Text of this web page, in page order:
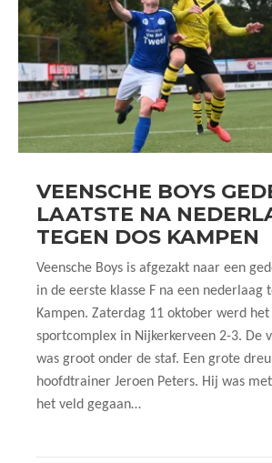
VEENSCHE BOYS
LAATSTE NA
TEGEN DOS KAMPEN
Veensche Boys is afgezakt naar een
in de eerste klasse F na een nederlaag
Kampen. Zaterdag 11 oktober werd
sportcomplex in Nijkerkerveen 2-3. De
was groot onder de staf. Een grote
hoofdtrainer Jeroen Peters. Hij was
het veld gegaan…